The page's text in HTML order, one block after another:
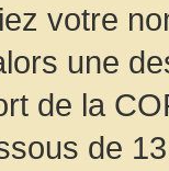
votre
une
de la
de